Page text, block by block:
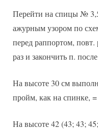
Перейти на спицы №
ажурным узором по
перед раппортом,
раз и закончить п.
На высоте 30 см
пройм, как на спинке,
На высоте 42 (43; 43;